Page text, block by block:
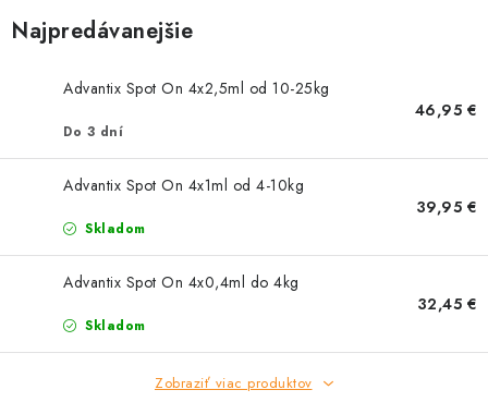
PAPAGÁJE
HOSPODÁRSKE ZVIERATÁ
DEZINFEKČNÉ PROSTRIEDKY
GELOREN KĽBOVÁ VÝŽIVA
CHOVATEĽSKÉ POTREBY
Predajňa Útulky Bonusový program
Najpredávanejšie
Advantix Spot On 4x2,5ml od 10-25kg
Do 3 dní
46,95 €
Advantix Spot On 4x1ml od 4-10kg
Skladom
39,95 €
Advantix Spot On 4x0,4ml do 4kg
Skladom
32,45 €
Zobraziť viac produktov